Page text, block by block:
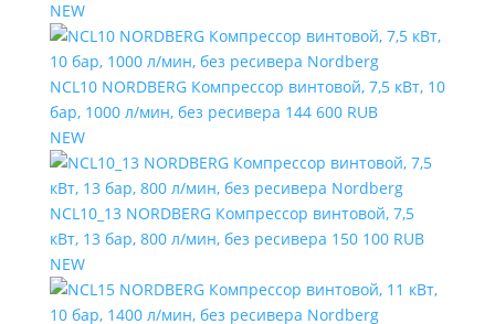
NEW
NCL10 NORDBERG Компрессор винтовой, 7,5 кВт, 10
бар, 1000 л/мин, без ресивера 144 600 RUB
NEW
NCL10_13 NORDBERG Компрессор винтовой, 7,5
кВт, 13 бар, 800 л/мин, без ресивера 150 100 RUB
NEW